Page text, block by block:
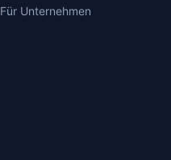
Für Unternehmen